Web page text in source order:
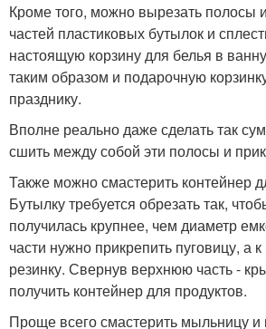
Кроме того, можно вырезать полосы
частей пластиковых бутылок и
настоящую корзину для белья в
таким образом и подарочную
празднику.
Вполне реально даже сделать так
сшить между собой эти полосы и
Также можно смастерить контейнер
Бутылку требуется обрезать так,
получилась крупнее, чем диаметр
части нужно прикрепить пуговицу, а
резинку. Свернув верхнюю часть -
получить контейнер для продуктов.
Проще всего смастерить мыльницу и